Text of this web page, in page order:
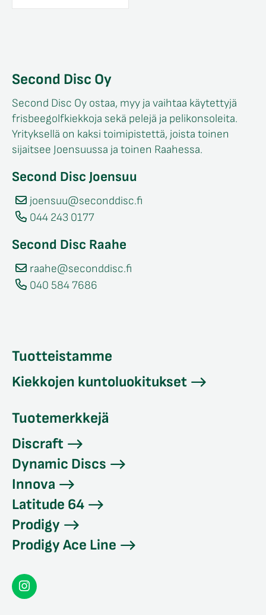
Second Disc Oy
Second Disc Oy ostaa, myy ja vaihtaa käytettyjä
frisbeegolfkiekkoja sekä pelejä ja pelikonsoleita.
Yrityksellä on kaksi toimipistettä, joista toinen
sijaitsee Joensuussa ja toinen Raahessa.
Second Disc Joensuu
joensuu@seconddisc.fi
044 243 0177
Second Disc Raahe
raahe@seconddisc.fi
040 584 7686
Tuotteistamme
Kiekkojen kuntoluokitukset
Tuotemerkkejä
Discraft
Dynamic Discs
Innova
Latitude 64
Prodigy
Prodigy Ace Line
Seconddisc